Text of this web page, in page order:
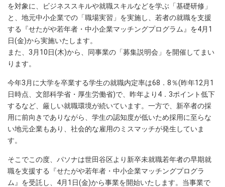
を対象に、ビジネススキルや就職スキルなどを学ぶ「基礎研修」
と、地元中小企業での「職場実習」を実施し、若者の就職を支援
する『せたがや若年者・中小企業マッチングプログラム』を4月1
日(金)から実施いたします。
また、3月10日(木)から、同事業の「募集説明会」を開催してまい
ります。
今年3月に大学を卒業する学生の就職内定率は68．8％(昨年12月1
日時点、文部科学省・厚生労働省)で、昨年より4．3ポイント低下
するなど、厳しい就職環境が続いています。一方で、新卒者の採
用に前向きでありながら、学生の認知度が低いため採用に至らな
い地元企業もあり、社会的な雇用のミスマッチが発生していま
す。
そこでこの度、パソナは世田谷区より新卒未就職若年者の早期就
職を支援する『せたがや若年者・中小企業マッチングプログラ
ム』を受託し、4月1日(金)から事業を開始いたします。当事業で